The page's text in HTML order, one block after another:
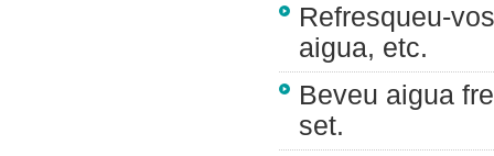
Refresqueu-
aigua, etc.
Beveu aigua
set.